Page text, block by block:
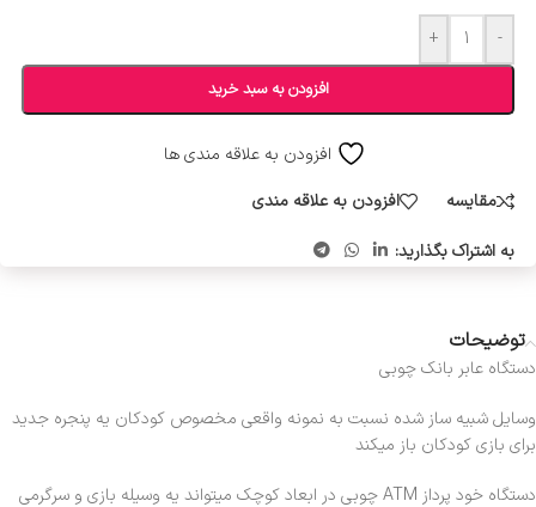
-
+
افزودن به سبد خرید
افزودن به علاقه مندی ها
مقایسه
افزودن به علاقه مندی
به اشتراک بگذارید:
توضیحات
دستگاه عابر بانک چوبی
وسایل شبیه ساز شده نسبت به نمونه واقعی مخصوص کودکان یه پنجره جدید
برای بازی کودکان باز میکند
دستگاه خود پرداز ATM چوبی در ابعاد کوچک میتواند یه وسیله بازی و سرگرمی